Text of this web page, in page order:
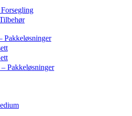
Pakkeløsninger
Pakkeløsninger